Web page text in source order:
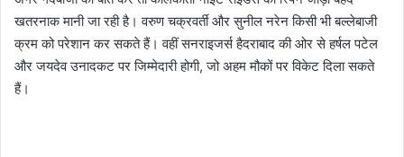
खतरनाक मानी जा रही है। वरुण चक्रवर्ती और सुनील नरेन किसी भी बल्लेबाजी
क्रम को परेशान कर सकते हैं। वहीं सनराइजर्स हैदराबाद की ओर से हर्षल पटेल
और जयदेव उनादकट पर जिम्मेदारी होगी, जो अहम मौकों पर विकेट दिला सकते
हैं।